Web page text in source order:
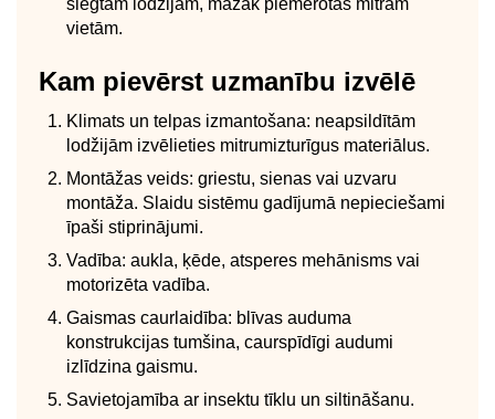
slēgtām lodžijām, mazāk piemērotas mitrām
vietām.
Kam pievērst uzmanību izvēlē
Klimats un telpas izmantošana: neapsildītām
lodžijām izvēlieties mitrumizturīgus materiālus.
Montāžas veids: griestu, sienas vai uzvaru
montāža. Slaidu sistēmu gadījumā nepieciešami
īpaši stiprinājumi.
Vadība: aukla, ķēde, atsperes mehānisms vai
motorizēta vadība.
Gaismas caurlaidība: blīvas auduma
konstrukcijas tumšina, caurspīdīgi audumi
izlīdzina gaismu.
Savietojamība ar insektu tīklu un siltināšanu.